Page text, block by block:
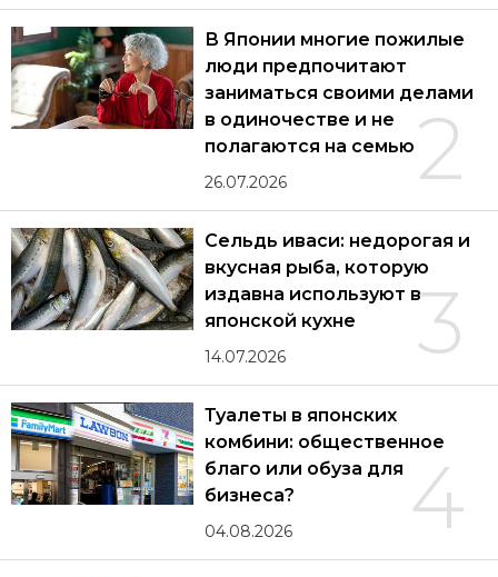
2
В Японии многие пожилые
люди предпочитают
заниматься своими делами
в одиночестве и не
полагаются на семью
26.07.2026
3
Сельдь иваси: недорогая и
вкусная рыба, которую
издавна используют в
японской кухне
14.07.2026
4
Туалеты в японских
комбини: общественное
благо или обуза для
бизнеса?
04.08.2026